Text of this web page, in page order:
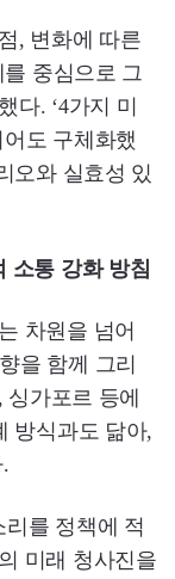
, 변화에 따른
중심으로 그
다. ‘4가지 미
도 구체화했
오와 실효성 있
소통 강화 방침
차원을 넘어
을 함께 그리
싱가포르 등에
방식과도 닮아,
를 정책에 적
미래 청사진을